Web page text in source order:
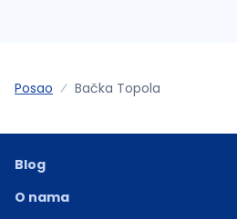
Posao Bačka Topola
Blog
O nama